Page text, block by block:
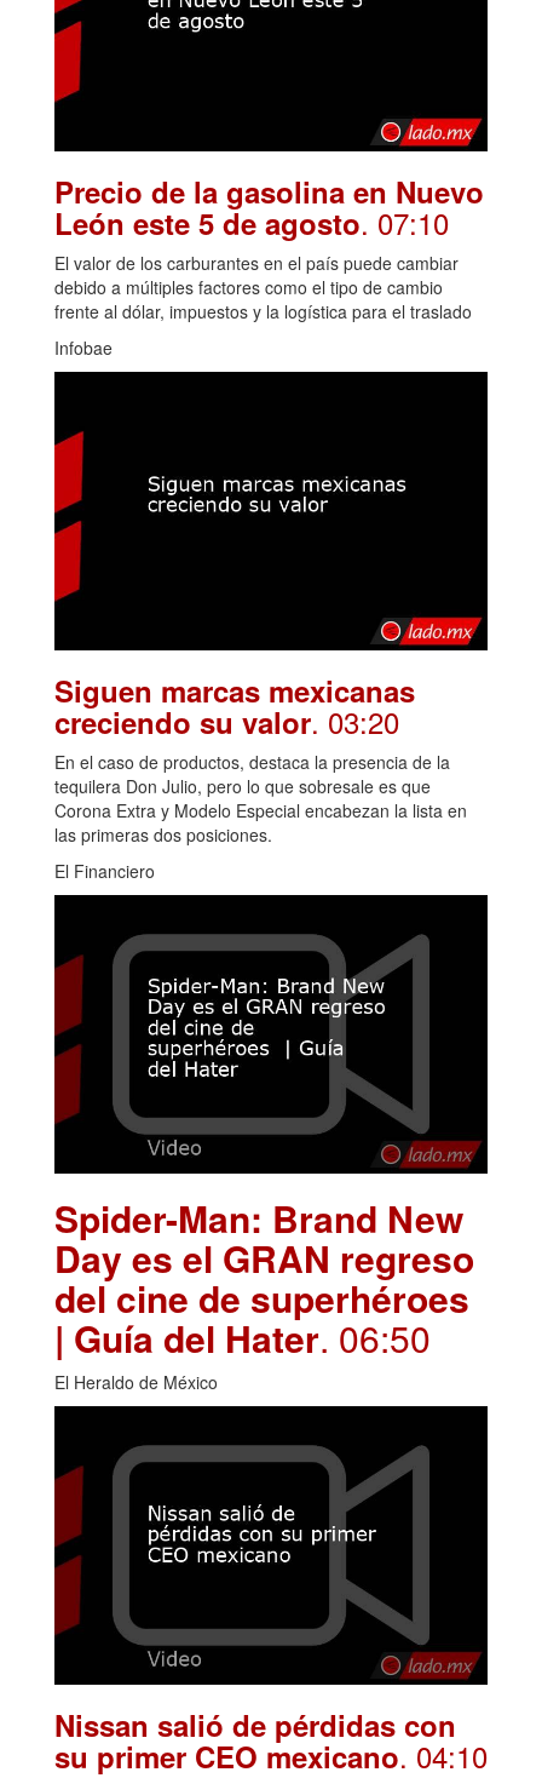
Precio de la gasolina en Nuevo
León este 5 de agosto. 07:10
El valor de los carburantes en el país puede cambiar
debido a múltiples factores como el tipo de cambio
frente al dólar, impuestos y la logística para el traslado
Infobae
Siguen marcas mexicanas
creciendo su valor. 03:20
En el caso de productos, destaca la presencia de la
tequilera Don Julio, pero lo que sobresale es que
Corona Extra y Modelo Especial encabezan la lista en
las primeras dos posiciones.
El Financiero
Spider-Man: Brand New
Day es el GRAN regreso
del cine de superhéroes
| Guía del Hater. 06:50
El Heraldo de México
Nissan salió de pérdidas con
su primer CEO mexicano. 04:10